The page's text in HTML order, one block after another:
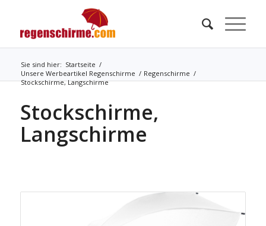
Sie sind hier: Startseite /
Unsere Werbeartikel Regenschirme / Regenschirme /
Stockschirme, Langschirme
Stockschirme,
Langschirme